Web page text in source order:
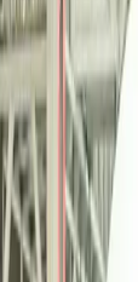
rules amid
partnership
eye care
ago